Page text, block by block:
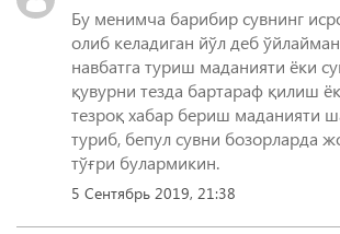
Бу менимча барибир сувнинг
олиб келадиган йўл деб
навбатга туриш маданияти ёки
қувурни тезда бартараф қилиш
тезроқ хабар бериш маданияти
туриб, бепул сувни бозорларда
тўғри булармикин.
5 Сентябрь 2019, 21:38